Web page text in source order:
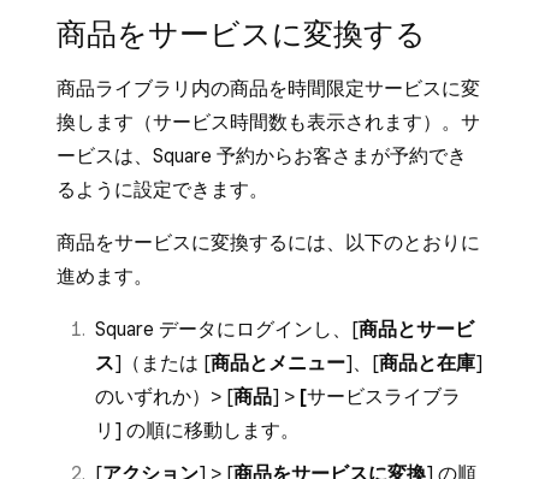
サービスを作成
] をクリックします。
サービス名、画像、利用可能な店舗、税金
（該当する場合）など、サービスの詳細を
入力します。サービス説明文は、[ 生成] を
クリックすると AI が自動で作成します。
サービスカテゴリを選択します（必要な場
合）。
価格タイプを選択し、金額を入力します。
サービス提供にかかるコストを管理したい
場合、[サービスコストを追跡] をオンにし
ますオンにした場合は、コストの種類と金
額を入力します。
ジアプリまたはSquare 予約POSレジアプリか
Square POSレジアプリを開きます。
[≡その他] > [ 商品とサービス ] > [すべての
サービス] の順にタップします。
[サービスを作成] をタップします。
サービス名や所要時間などの必要事項を入
力します。
必要に応じて [延長時間を確保
] を有効に
すると、サービス終了後に余裕時間を設定
できます。
[保存] をタップします。
商品をサービスに変換する
商品ライブラリ内の商品を時間限定サービスに変
換します（サービス時間数も表示されます）。サ
ービスは、Square 予約からお客さまが予約でき
るように設定できます。
商品をサービスに変換するには、以下のとおりに
進めます。
Square データにログインし、[商品とサービ
ス]（または [商品とメニュー]、[商品と在庫]
のいずれか）> [商品] > [サービスライブラ
リ ] の順に移動します。
[アクション] > [商品をサービスに変換] の順